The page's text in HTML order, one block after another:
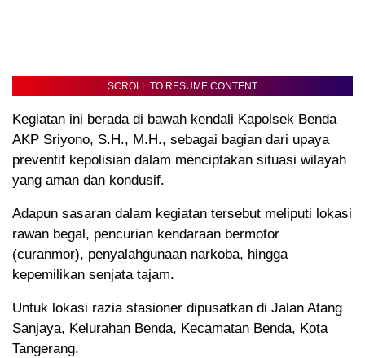
SCROLL TO RESUME CONTENT
Kegiatan ini berada di bawah kendali Kapolsek Benda
AKP Sriyono, S.H., M.H., sebagai bagian dari upaya
preventif kepolisian dalam menciptakan situasi wilayah
yang aman dan kondusif.
Adapun sasaran dalam kegiatan tersebut meliputi lokasi
rawan begal, pencurian kendaraan bermotor
(curanmor), penyalahgunaan narkoba, hingga
kepemilikan senjata tajam.
Untuk lokasi razia stasioner dipusatkan di Jalan Atang
Sanjaya, Kelurahan Benda, Kecamatan Benda, Kota
Tangerang.